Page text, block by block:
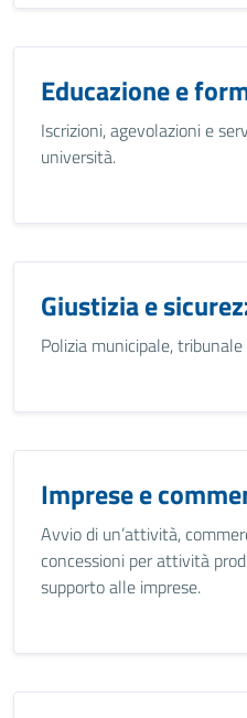
Educazione e
Iscrizioni, agevolazioni e
università.
Giustizia e
Polizia municipale,
Imprese e
Avvio di un’attività,
concessioni per attività
supporto alle imprese.